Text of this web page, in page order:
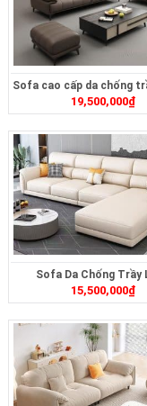
Sofa cao cấp da chống
19,500,000₫
Sofa Da Chống Trầy
15,500,000₫